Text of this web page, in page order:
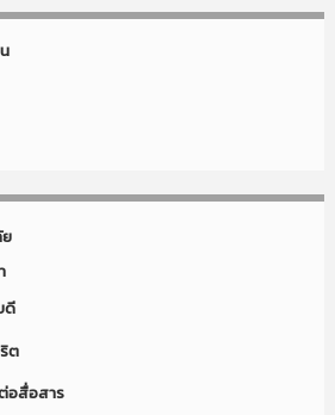
ดี
ต
อสื่อสาร